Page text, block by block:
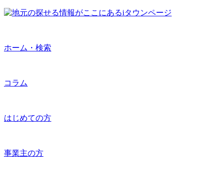
ホーム・検索
コラム
はじめての方
事業主の方